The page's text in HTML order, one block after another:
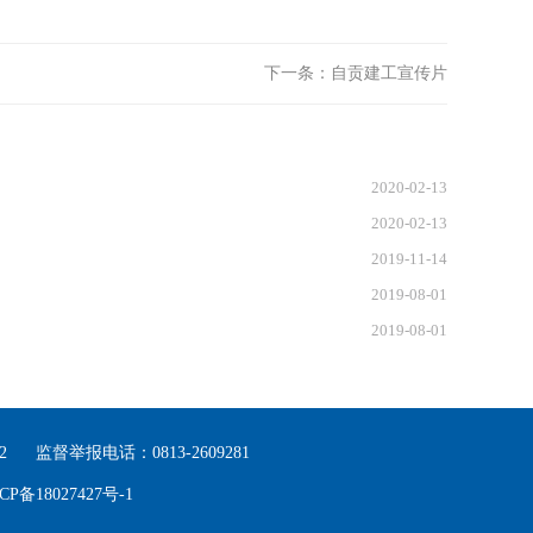
下一条： 自贡建工宣传片
2020-02-13
2020-02-13
2019-11-14
2019-08-01
2019-08-01
监督举报电话：0813-2609281
备18027427号-1